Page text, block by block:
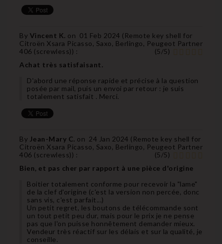
By Vincent K. on 01 Feb 2024 ( Remote key shell for
Citroën Xsara Picasso, Saxo, Berlingo, Peugeot Partner
406 (screwless)) : (5/5)
Achat très satisfaisant.
D'abord une réponse rapide et précise à la question
posée par mail, puis un envoi par retour : je suis
totalement satisfait . Merci.
By Jean-Mary C. on 24 Jan 2024 ( Remote key shell for
Citroën Xsara Picasso, Saxo, Berlingo, Peugeot Partner
406 (screwless)) : (5/5)
Bien, et pas cher par rapport à une pièce d'origine
Boitier totalement conforme pour recevoir la "lame"
de la clef d'origine (c'est la version non percée, donc
sans vis, c'est parfait...)
Un petit regret, les boutons de télécommande sont
un tout petit peu dur, mais pour le prix je ne pense
pas que l'on puisse honnêtement demander mieux.
Vendeur très réactif sur les délais et sur la qualité, je
conseille.